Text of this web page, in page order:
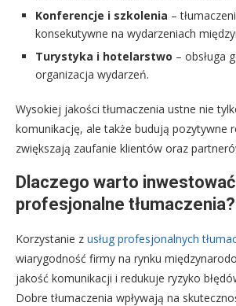
Konferencje i szkolenia –
konsekutywne na wydarzeniach
Turystyka i hotelarstwo – obsługa
organizacja wydarzeń.
Wysokiej jakości tłumaczenia ustne nie
komunikację, ale także budują pozytywne
zwiększają zaufanie klientów oraz
Dlaczego warto
profesjonalne tłumaczenia?
Korzystanie z usług profesjonalnych
wiarygodność firmy na rynku
jakość komunikacji i redukuje ryzyko
Dobre tłumaczenia wpływają na